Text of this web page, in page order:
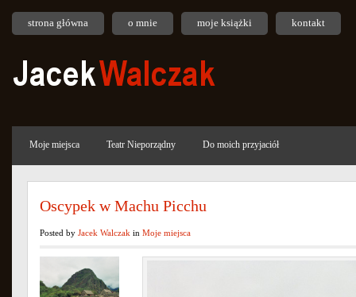
strona główna o mnie moje książki kontakt
Moje miejsca Teatr Nieporządny Do moich przyjaciół
Oscypek w Machu Picchu
Posted by Jacek Walczak in Moje miejsca